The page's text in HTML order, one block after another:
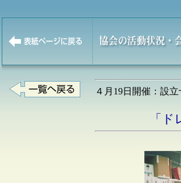
４月19日開催：設
「